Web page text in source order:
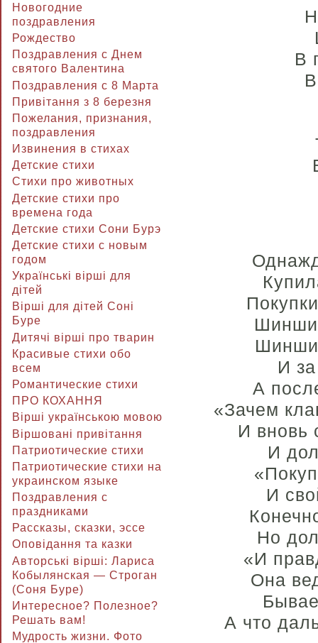
Новогодние
поздравления
Рождество
Поздравления с Днем
святого Валентина
Поздравления с 8 Марта
Привітання з 8 березня
Пожелания, признания,
поздравления
Извинения в стихах
Детские стихи
Стихи про животных
Детские стихи про
времена года
Детские стихи Сони Бурэ
Детские стихи с новым
годом
Українські вірші для
дітей
Вірші для дітей Соні
Буре
Дитячі вірші про тварин
Красивые стихи обо
всем
Романтические стихи
ПРО КОХАННЯ
Вірші українською мовою
Віршовані привітання
Патриотические стихи
Патриотические стихи на
украинском языке
Поздравления с
праздниками
Рассказы, сказки, эссе
Оповідання та казки
Авторські вірші: Лариса
Кобылянская — Строган
(Соня Буре)
Интересное? Полезное?
Решать вам!
Мудрость жизни. Фото
В
И
А
«Зачем
И вновь
И
И
Но
«И
Она
А что